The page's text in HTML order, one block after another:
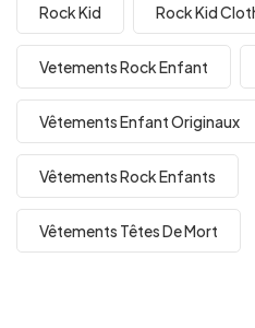
Rock Kid Rock Kid
Vetements Rock Enfant
Vêtements Enfant Originaux
Vêtements Rock Enfants
Vêtements Têtes De Mort